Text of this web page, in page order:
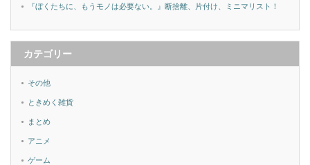
『ぼくたちに、もうモノは必要ない。』断捨離、片付け、ミニマリスト！
カテゴリー
その他
ときめく雑貨
まとめ
アニメ
ゲーム